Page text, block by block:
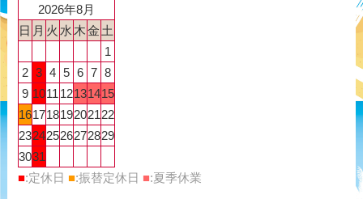
2026年8月
日 月 火 水 木金 土
1
2 3 4 5 6 7 8
9 1011 12131415
16171819202122
23242526272829
3031
■:定休日 ■:振替定休日 ■:夏季休業